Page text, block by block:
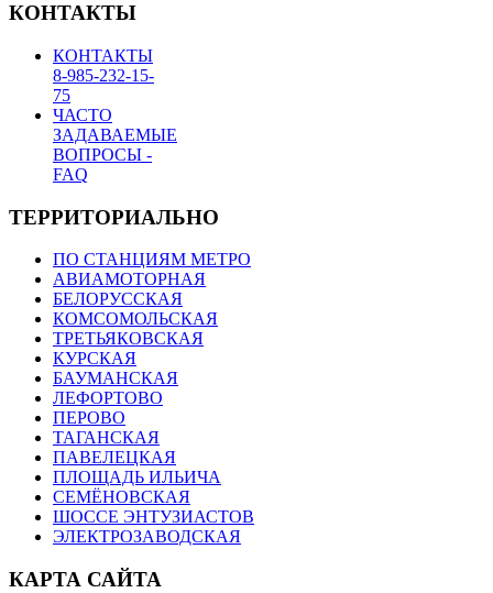
КОНТАКТЫ
КОНТАКТЫ
8-985-232-15-
75
ЧАСТО
ЗАДАВАЕМЫЕ
ВОПРОСЫ -
FAQ
ТЕРРИТОРИАЛЬНО
ПО СТАНЦИЯМ МЕТРО
АВИАМОТОРНАЯ
БЕЛОРУССКАЯ
КОМСОМОЛЬСКАЯ
ТРЕТЬЯКОВСКАЯ
КУРСКАЯ
БАУМАНСКАЯ
ЛЕФОРТОВО
ПЕРОВО
ТАГАНСКАЯ
ПАВЕЛЕЦКАЯ
ПЛОЩАДЬ ИЛЬИЧА
СЕМЁНОВСКАЯ
ШОССЕ ЭНТУЗИАСТОВ
ЭЛЕКТРОЗАВОДСКАЯ
КАРТА САЙТА